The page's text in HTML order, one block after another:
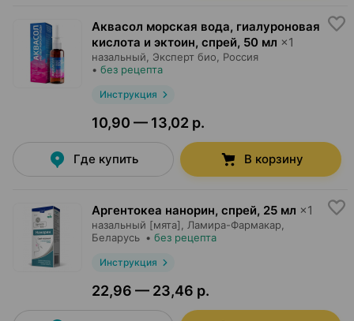
Аквасол морская вода, гиалуроновая
кислота и эктоин, спрей, 50 мл ×1
назальный, Эксперт био , Россия
• без рецепта
Инструкция
10,90 — 13,02 р.
Где купить В корзину
Аргентокеа нанорин, спрей, 25 мл ×1
назальный [мята], Ламира-Фармакар
Беларусь • без рецепта
Инструкция
22,96 — 23,46 р.